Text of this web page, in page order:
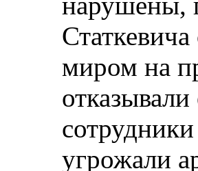
миром на
угрожали